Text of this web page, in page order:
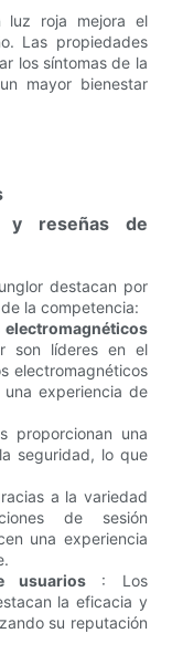
luz roja mejora el
Las propiedades
los síntomas de la
mayor bienestar
y reseñas de
destacan por
la competencia:
electromagnéticos
son líderes en el
electromagnéticos
experiencia de
proporcionan una
seguridad, lo que
a la variedad
de sesión
una experiencia
usuarios : Los
la eficacia y
su reputación